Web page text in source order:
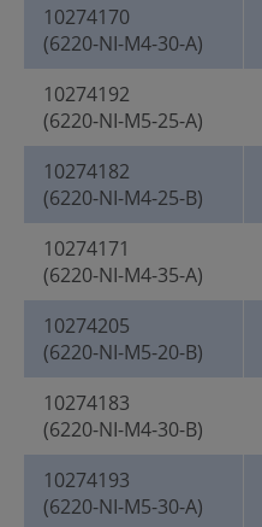
10274170
(6220-NI-M4-30-A)
10274192
(6220-NI-M5-25-A)
10274182
(6220-NI-M4-25-B)
10274171
(6220-NI-M4-35-A)
10274205
(6220-NI-M5-20-B)
10274183
(6220-NI-M4-30-B)
10274193
(6220-NI-M5-30-A)